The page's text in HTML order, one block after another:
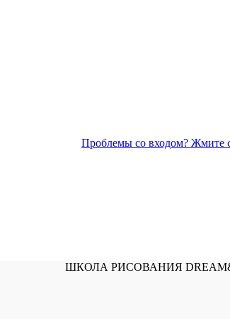
Проблемы со входом? Жмите
ШКОЛА РИСОВАНИЯ